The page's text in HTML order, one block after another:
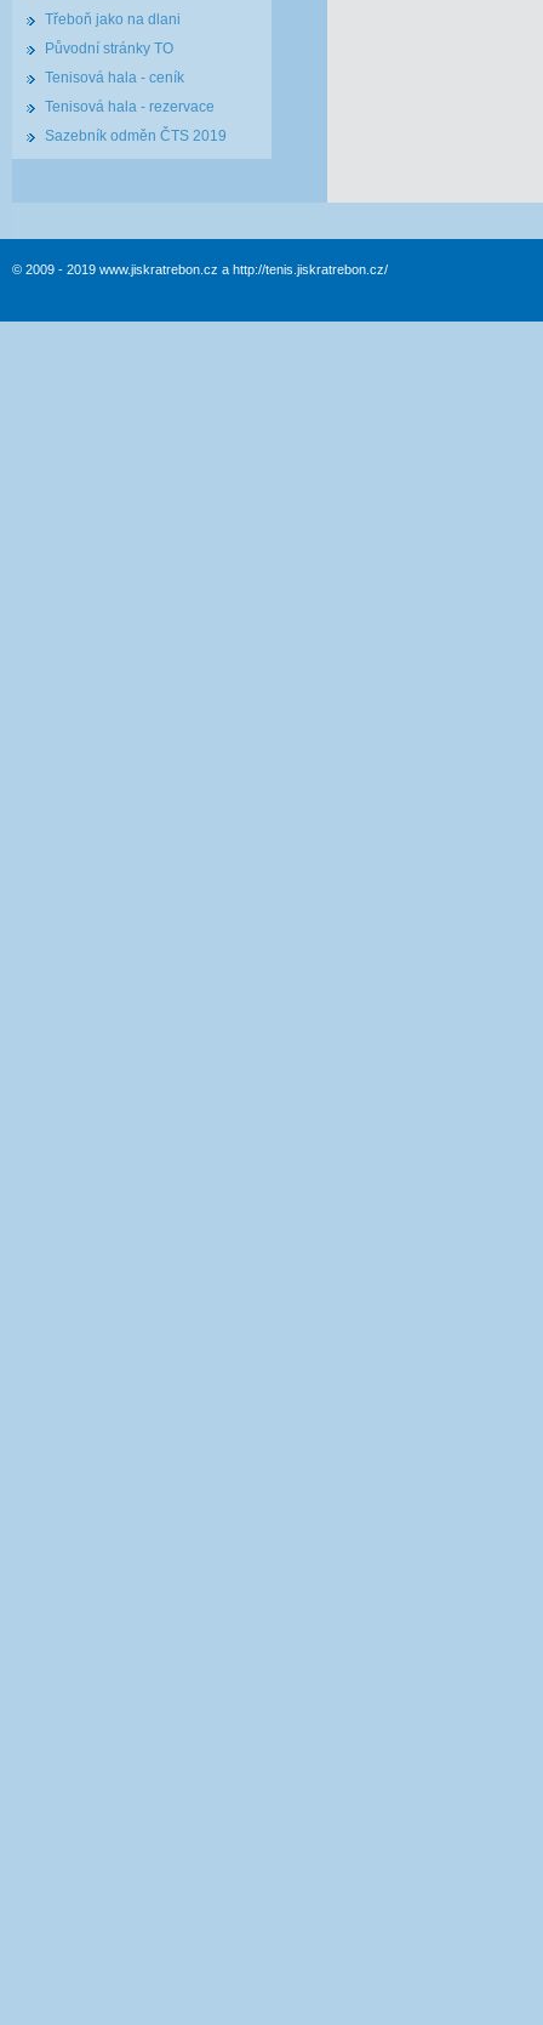
Třeboň jako na dlani
Původní stránky TO
Tenisová hala - ceník
Tenisová hala - rezervace
Sazebník odměn ČTS 2019
© 2009 - 2019 www.jiskratrebon.cz a http://tenis.jiskratrebon.cz/